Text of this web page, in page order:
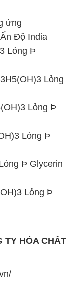
ứng
Độ India
Lỏng Þ
Lỏng
Lỏng Þ
Lỏng Þ
Þ Glycerin
Lỏng Þ
TY HÓA CHẤT